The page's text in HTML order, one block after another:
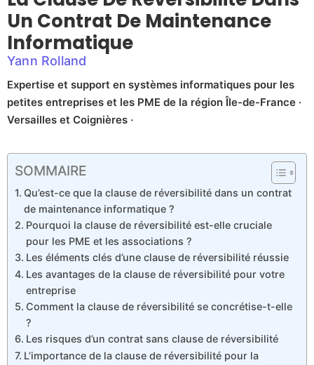
Un Contrat De Maintenance
Informatique
Yann Rolland
Expertise et support en systèmes informatiques pour les
petites entreprises et les PME de la région Île-de-France ·
Versailles et Coignières ·
SOMMAIRE
Qu’est-ce que la clause de réversibilité dans un contrat
de maintenance informatique ?
Pourquoi la clause de réversibilité est-elle cruciale
pour les PME et les associations ?
Les éléments clés d’une clause de réversibilité réussie
Les avantages de la clause de réversibilité pour votre
entreprise
Comment la clause de réversibilité se concrétise-t-elle
?
Les risques d’un contrat sans clause de réversibilité
L’importance de la clause de réversibilité pour la